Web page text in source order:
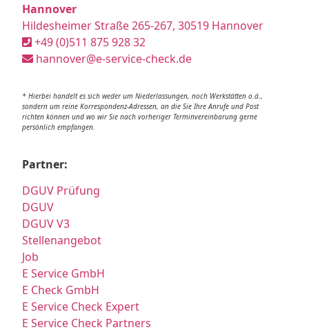
Hannover
Hildesheimer Straße 265-267, 30519 Hannover
+49 (0)511 875 928 32
hannover@e-service-check.de
* Hierbei handelt es sich weder um Niederlassungen, noch Werkstätten o.ä.,
sondern um reine Korrespondenz-Adressen, an die Sie Ihre Anrufe und Post
richten können und wo wir Sie nach vorheriger Terminvereinbarung gerne
persönlich empfangen.
Partner:
DGUV Prüfung
DGUV
DGUV V3
Stellenangebot
Job
E Service GmbH
E Check GmbH
E Service Check Expert
E Service Check Partners